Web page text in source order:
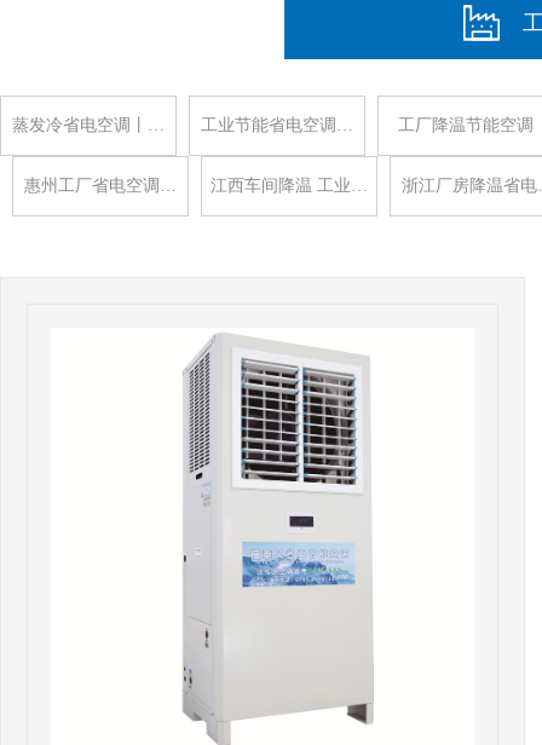
蒸发冷省电空调丨… 工业节能省电空调… 工厂降温节能空调
惠州工厂省电空调… 江西车间降温 工业… 浙江厂房降温省